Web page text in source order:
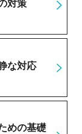
対策
な対応
めの基礎